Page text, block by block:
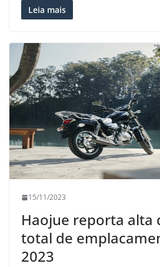
Leia mais
15/11/2023
Haojue reporta alta
total de
2023